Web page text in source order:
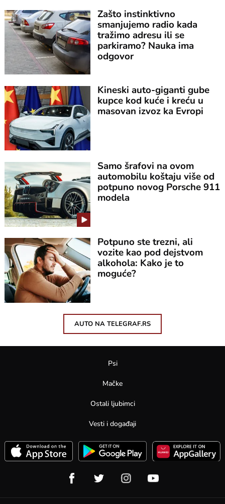
Zašto instinktivno
smanjujemo radio kada
tražimo adresu ili se
parkiramo? Nauka ima
odgovor
Kineski auto-giganti gube
kupce kod kuće i kreću u
masovan izvoz ka Evropi
Samo šrafovi na ovom
automobilu koštaju više od
potpuno novog Porsche 911
modela
Potpuno ste trezni, ali
vozite kao pod dejstvom
alkohola: Kako je to
moguće?
AUTO NA TELEGRAF.RS
Psi
Mačke
Ostali ljubimci
Vesti i događaji